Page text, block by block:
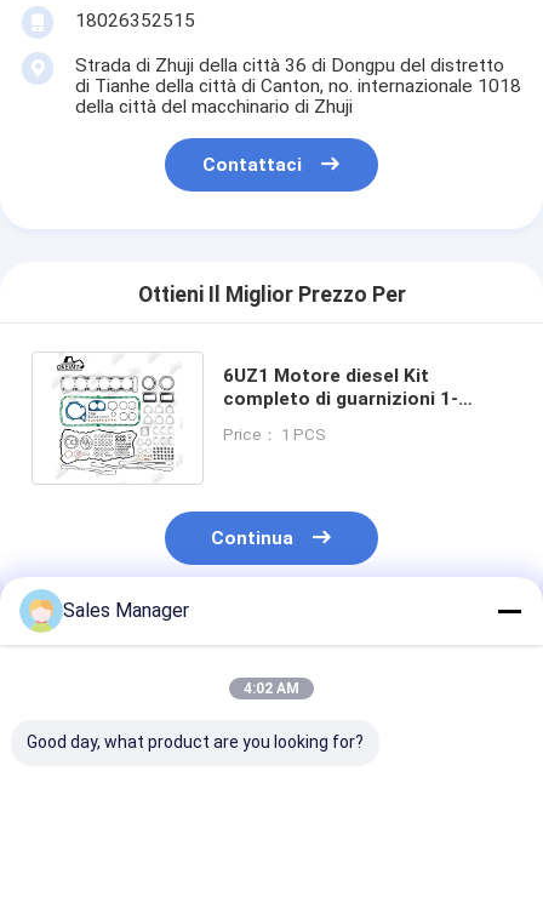
18026352515
Strada di Zhuji della città 36 di Dongpu del distretto
di Tianhe della città di Canton, no. internazionale 1018
della città del macchinario di Zhuji
Contattaci
Ottieni Il Miglior Prezzo Per
6UZ1 Motore diesel Kit
completo di guarnizioni 1-
guarnizioni
Price： 1 PCS
Continua
Prodotti Raccomandati
Sales Manager
4:02 AM
Good day, what product are you looking for?